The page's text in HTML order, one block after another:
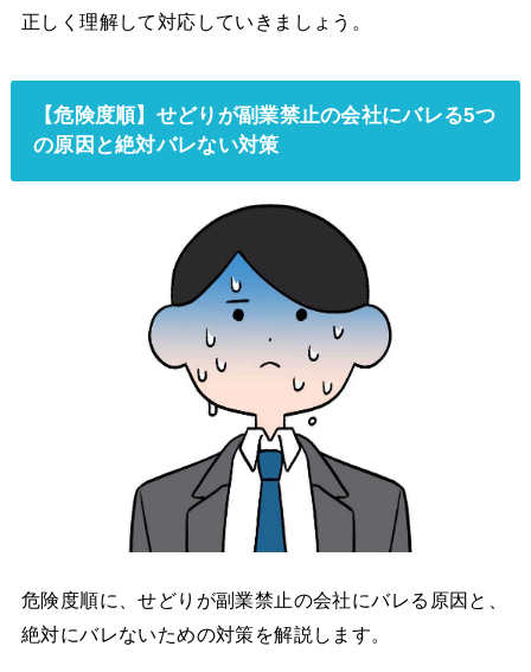
正しく理解して対応していきましょう。
【危険度順】せどりが副業禁止の会社にバレる5つ
の原因と絶対バレない対策
危険度順に、せどりが副業禁止の会社にバレる原因と、
絶対にバレないための対策を解説します。